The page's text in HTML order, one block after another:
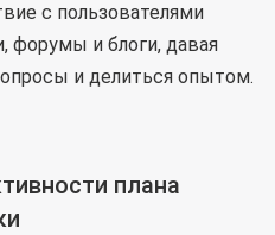
с пользователями
форумы и блоги, давая
и делиться опытом.
плана